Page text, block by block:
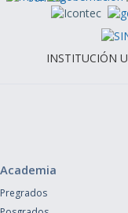
INSTITUCIÓN
Academia
Pregrados